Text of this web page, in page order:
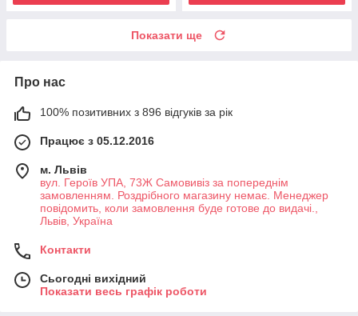
Показати ще
Про нас
100% позитивних з 896 відгуків за рік
Працює з 05.12.2016
м. Львів
вул. Героїв УПА, 73Ж Самовивіз за попереднім
замовленням. Роздрібного магазину немає. Менеджер
повідомить, коли замовлення буде готове до видачі.,
Львів, Україна
Контакти
Сьогодні вихідний
Показати весь графік роботи